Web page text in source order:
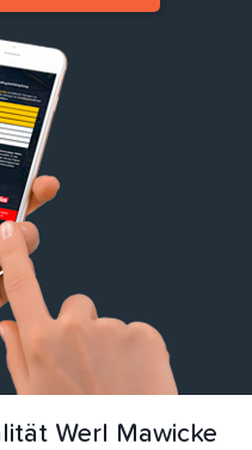
Werl Mawicke